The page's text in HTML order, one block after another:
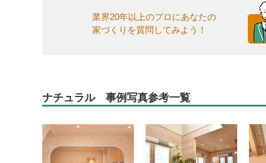
業界20年以上のプロにあなたの
家づくりを質問してみよう！
ナチュラル 事例写真参考一覧